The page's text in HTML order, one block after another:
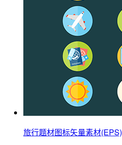
旅行题材图标矢量素材(EPS)